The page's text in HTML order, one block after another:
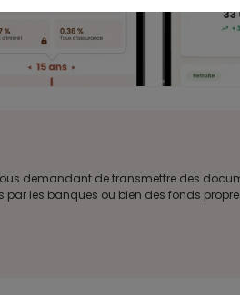
demandant de transmettre des
les banques ou bien des fonds